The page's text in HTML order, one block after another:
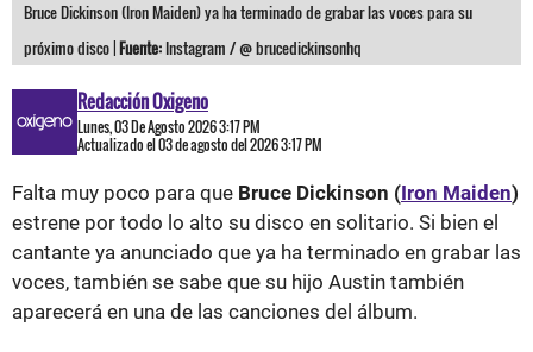
Bruce Dickinson (Iron Maiden) ya ha terminado de grabar las voces para su
próximo disco |Fuente: Instagram / @ brucedickinsonhq
Redacción Oxigeno
Lunes, 03 De Agosto 2026 3:17 PM
Actualizado el 03 de agosto del 2026 3:17 PM
Falta muy poco para que Bruce Dickinson (Iron Maiden)
estrene por todo lo alto su disco en solitario. Si bien el
cantante ya anunciado que ya ha terminado en grabar las
voces, también se sabe que su hijo Austin también
aparecerá en una de las canciones del álbum.